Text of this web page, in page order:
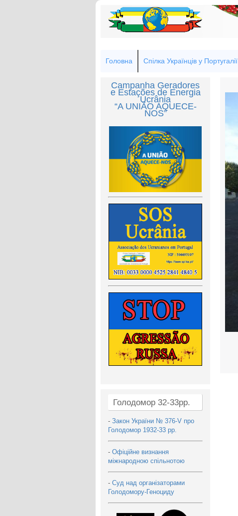
Головна Спілка Українців у Португалії
Campanha Geradores
e Estações de Energia
Ucrânia
“A UNIÃO AQUECE-
NOS”
Голодомор 32-33рр.
- Закон України № 376-V про
Голодомор 1932-33 рр.
- Офіційне визнання
міжнародною спільнотою
- Суд над організаторами
Голодомору-Геноциду